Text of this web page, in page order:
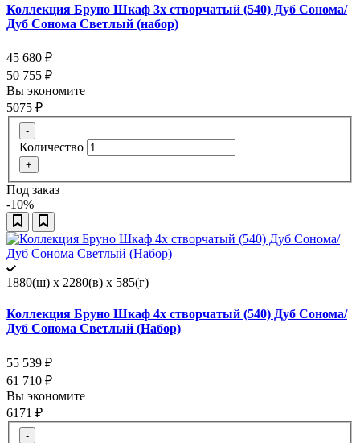
Коллекция Бруно Шкаф 3х створчатый (540) Дуб Сонома/
Дуб Сонома Светлый (набор)
45 680 ₽
50 755 ₽
Вы экономите
5075 ₽
-
Количество
+
Под заказ
-10%
1880(ш) x 2280(в) x 585(г)
Коллекция Бруно Шкаф 4х створчатый (540) Дуб Сонома/
Дуб Сонома Светлый (Набор)
55 539 ₽
61 710 ₽
Вы экономите
6171 ₽
-